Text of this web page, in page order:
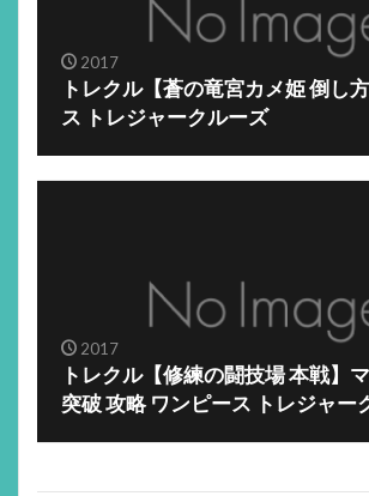
2017
トレクル【蒼の竜宮カメ姫 倒し
ス トレジャークルーズ
2017
トレクル【修練の闘技場 本戦】
突破 攻略 ワンピース トレジャー